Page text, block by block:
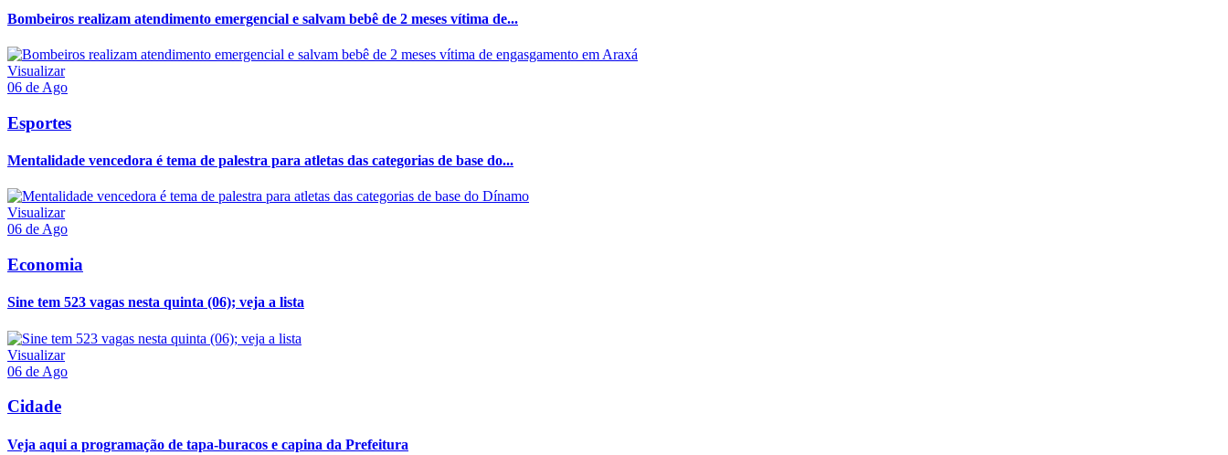
Bombeiros realizam atendimento emergencial e salvam bebê de 2 meses vítima de...
Visualizar
06 de Ago
Esportes
Mentalidade vencedora é tema de palestra para atletas das categorias de base do...
Visualizar
06 de Ago
Economia
Sine tem 523 vagas nesta quinta (06); veja a lista
Visualizar
06 de Ago
Cidade
Veja aqui a programação de tapa-buracos e capina da Prefeitura